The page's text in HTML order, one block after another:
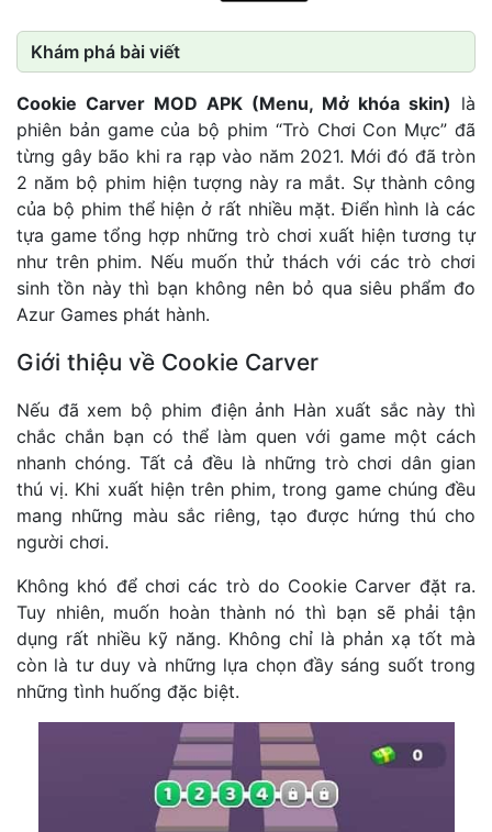
Khám phá bài viết
Cookie Carver MOD APK (Menu, Mở khóa skin) là
phiên bản game của bộ phim “Trò Chơi Con Mực” đã
từng gây bão khi ra rạp vào năm 2021. Mới đó đã tròn
2 năm bộ phim hiện tượng này ra mắt. Sự thành công
của bộ phim thể hiện ở rất nhiều mặt. Điển hình là các
tựa game tổng hợp những trò chơi xuất hiện tương tự
như trên phim. Nếu muốn thử thách với các trò chơi
sinh tồn này thì bạn không nên bỏ qua siêu phẩm đo
Azur Games phát hành.
Giới thiệu về Cookie Carver
Nếu đã xem bộ phim điện ảnh Hàn xuất sắc này thì
chắc chắn bạn có thể làm quen với game một cách
nhanh chóng. Tất cả đều là những trò chơi dân gian
thú vị. Khi xuất hiện trên phim, trong game chúng đều
mang những màu sắc riêng, tạo được hứng thú cho
người chơi.
Không khó để chơi các trò do Cookie Carver đặt ra.
Tuy nhiên, muốn hoàn thành nó thì bạn sẽ phải tận
dụng rất nhiều kỹ năng. Không chỉ là phản xạ tốt mà
còn là tư duy và những lựa chọn đầy sáng suốt trong
những tình huống đặc biệt.